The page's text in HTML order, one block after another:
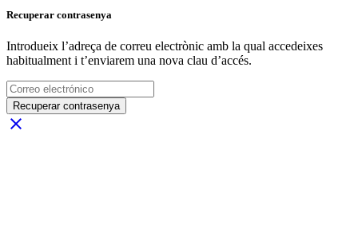
Recuperar contrasenya
Introdueix l’adreça de correu electrònic amb la qual accedeixes
habitualment i t’enviarem una nova clau d’accés.
Recuperar contrasenya
close